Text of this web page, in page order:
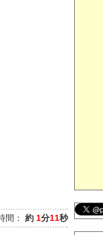
間： 約 1分11秒